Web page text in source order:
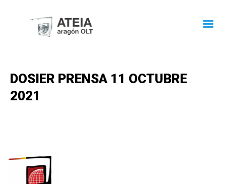
DOSIER PRENSA 11 OCTUBRE
2021